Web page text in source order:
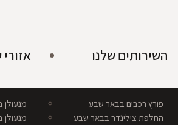
השירותים שלנו
פורץ רכבים בבאר שבע
החלפת צילינדר בבאר שבע
מנעולן